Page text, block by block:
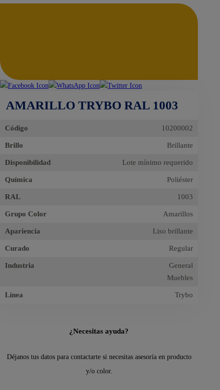
AMARILLO TRYBO RAL 1003
Código 10200002
Brillo Brillante
Disponibilidad Lote mínimo requerido
Química Poliéster
RAL 1003
Grupo Color Amarillos
Apariencia Liso brillante
Curado Regular
Industria
General
Muebles
Línea Trybo
¿Necesitas ayuda?
Déjanos tus datos para contactarte si necesitas asesoría en producto
y/o color.